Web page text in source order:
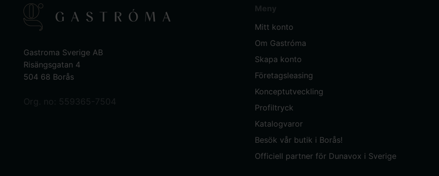
Gastroma Sverige AB
Risängsgatan 4
504 68 Borås
Org. no: 559365-7504
Meny
Mitt konto
Om Gastróma
Skapa konto
Företagsleasing
Konceptutveckling
Profiltryck
Katalogvaror
Besök vår butik i Borås!
Officiell partner för Dunavox i Sverige